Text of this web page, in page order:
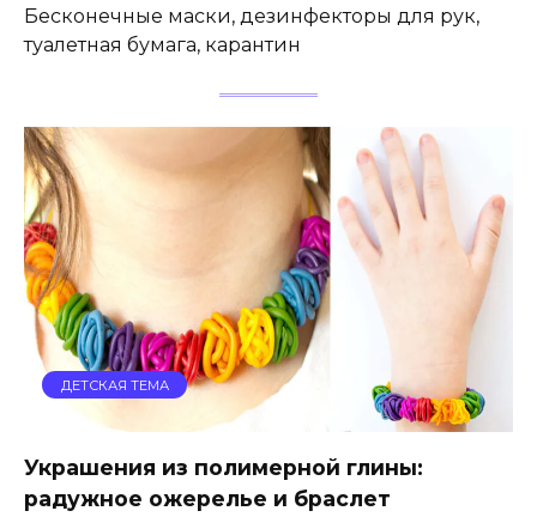
Бесконечные маски, дезинфекторы для рук,
туалетная бумага, карантин
ДЕТСКАЯ ТЕМА
Украшения из полимерной глины:
радужное ожерелье и браслет